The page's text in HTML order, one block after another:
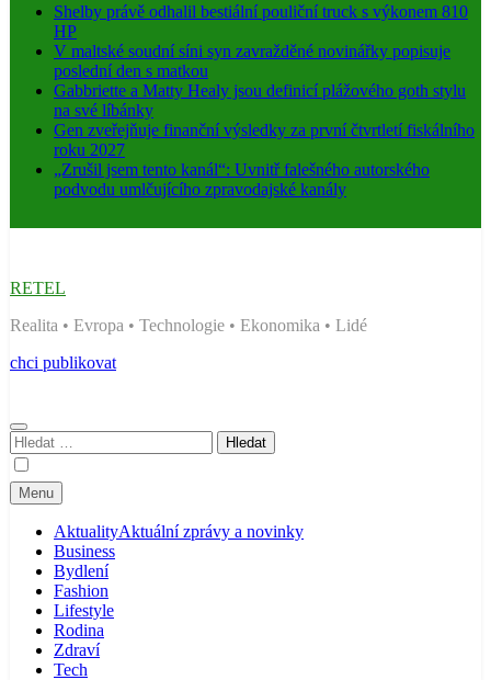
Shelby právě odhalil bestiální pouliční truck s výkonem 810
HP
V maltské soudní síni syn zavražděné novinářky popisuje
poslední den s matkou
Gabbriette a Matty Healy jsou definicí plážového goth stylu
na své líbánky
Gen zveřejňuje finanční výsledky za první čtvrtletí fiskálního
roku 2027
„Zrušil jsem tento kanál“: Uvnitř falešného autorského
podvodu umlčujícího zpravodajské kanály
RETEL
Realita • Evropa • Technologie • Ekonomika • Lidé
chci publikovat
Vyhledávání
Menu
AktualityAktuální zprávy a novinky
Business
Bydlení
Fashion
Lifestyle
Rodina
Zdraví
Tech